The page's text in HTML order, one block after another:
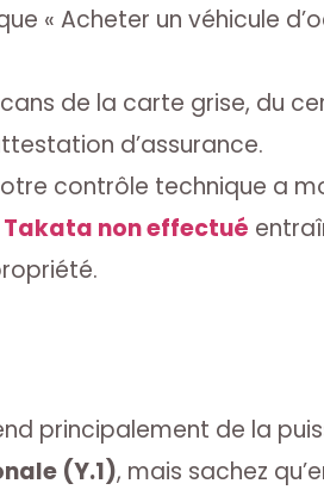
« Acheter un véhicule
de la carte grise, du
d’assurance.
contrôle technique a
non effectué
principalement de la
(Y.1), mais sachez